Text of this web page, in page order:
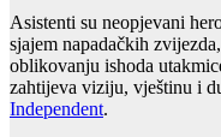
Asistenti su neopjevani
sjajem napadačkih
oblikovanju ishoda
zahtijeva viziju, vještinu i
Independent.